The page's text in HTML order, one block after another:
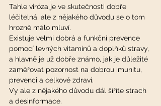
Tahle viróza je ve skutečnosti dobře
léčitelná, ale z nějakého důvodu se o tom
hrozně málo mluví.
Existuje velmi dobrá a funkční prevence
pomocí levných vitamínů a doplňků stravy,
a hlavně je už dobře známo, jak je důležité
zaměřovat pozornost na dobrou imunitu,
prevenci a celkové zdraví.
Vy ale z nějakého důvodu dál šíříte strach
a desinformace.